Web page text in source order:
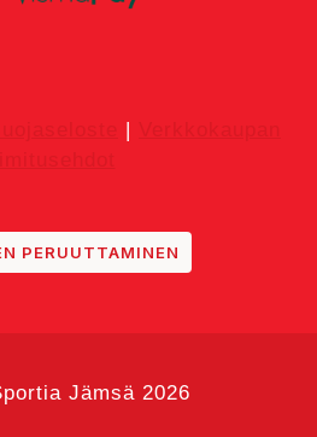
|
PERUUTTAMINEN
Jämsä 2026